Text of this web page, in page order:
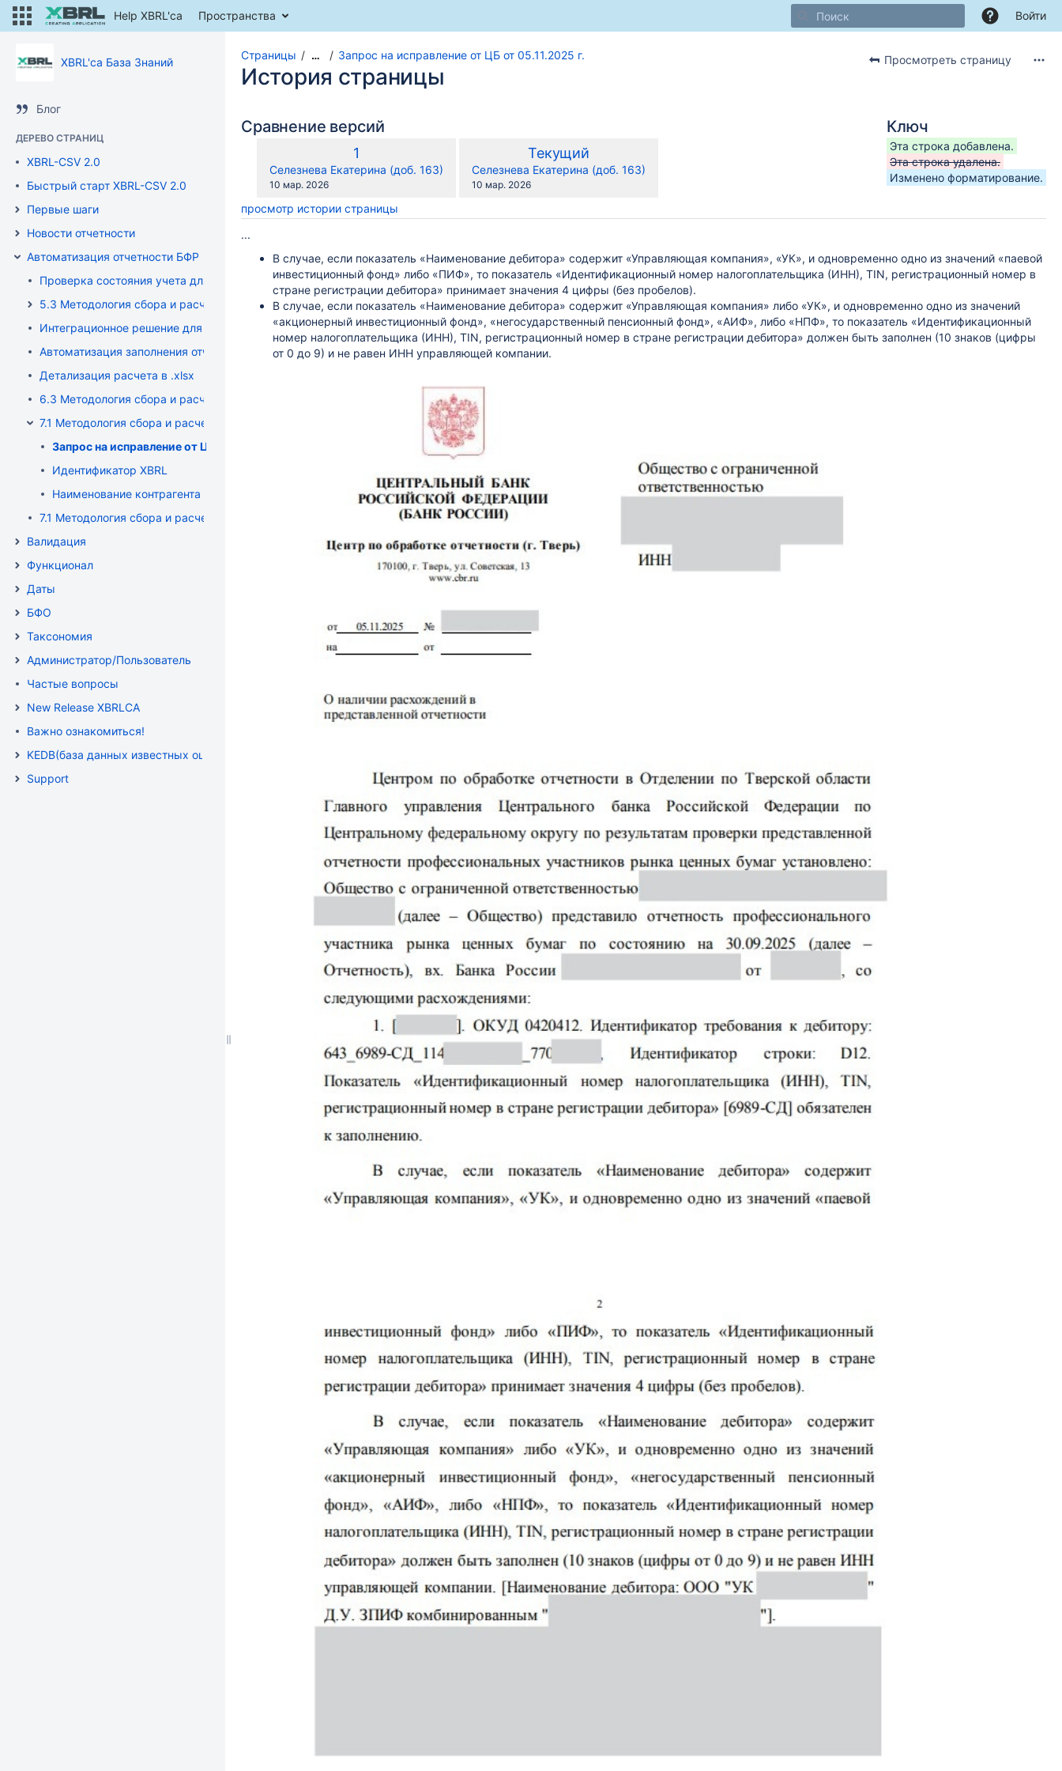
Help XBRL'ca Пространства Войти
XBRL'ca База Знаний
Блог
ДЕРЕВО СТРАНИЦ
XBRL-CSV 2.0
Быстрый старт XBRL-CSV 2.0
Первые шаги
Новости отчетности
Автоматизация отчетности БФР
Проверка состояния учета для интеграции XBRLCA
5.3 Методология сбора и расчета данных БФО-отчетности в XBRLCA
Интеграционное решение для XBRL отчетности
Автоматизация заполнения отчетности XBRLCA и 1С через интерфейс OData: возможности и настройка
Детализация расчета в .xlsx
6.3 Методология сбора и расчета данных БФО-отчетности в XBRLCA
7.1 Методология сбора и расчета данных формы 0420412 в XBRLca
Запрос на исправление от ЦБ от 05.11.2025 г.
Идентификатор XBRL
Наименование контрагента
7.1 Методология сбора и расчета данных формы 0420409 в XBRLca
Валидация
Функционал
Даты
БФО
Таксономия
Администратор/Пользователь
Частые вопросы
New Release XBRLCA
Важно ознакомиться!
KEDB(база данных известных ошибок )
Support
Просмотреть страницу
Страницы … Запрос на исправление от ЦБ от 05.11.2025 г.
История страницы
Сравнение версий
Старая
версия
1
changes.mady.by.user
Селезнева Екатерина (доб. 163)
Сохранено
10 мар. 2026
Новая
версия
Текущий
changes.mady.by.user
Селезнева Екатерина (доб. 163)
Сохранено
10 мар. 2026
просмотр истории страницы
Ключ
Эта строка добавлена.
Эта строка удалена.
Изменено форматирование.
...
В случае, если показатель «Наименование дебитора» содержит «Управляющая компания», «УК», и одновременно одно из значений «паевой
инвестиционный фонд» либо «ПИФ», то показатель «Идентификационный номер налогоплательщика (ИНН), TIN, регистрационный номер в
стране регистрации дебитора» принимает значения 4 цифры (без пробелов).
В случае, если показатель «Наименование дебитора» содержит «Управляющая компания» либо «УК», и одновременно одно из значений
«акционерный инвестиционный фонд», «негосударственный пенсионный фонд», «АИФ», либо «НПФ», то показатель «Идентификационный
номер налогоплательщика (ИНН), TIN, регистрационный номер в стране регистрации дебитора» должен быть заполнен (10 знаков (цифры
от 0 до 9) и не равен ИНН управляющей компании.